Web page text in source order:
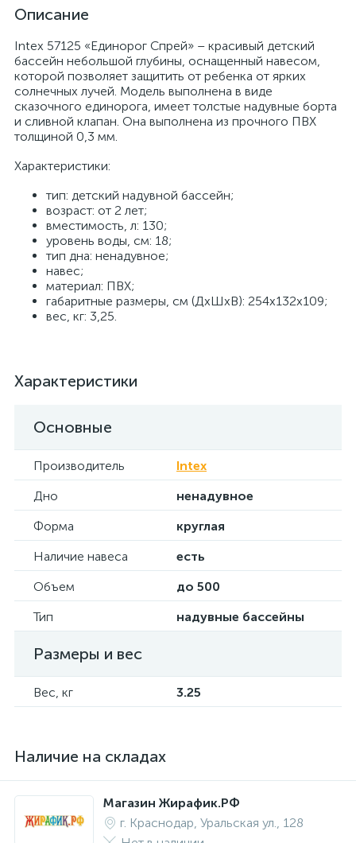
Описание
Intex 57125 «Единорог Спрей» – красивый детский
бассейн небольшой глубины, оснащенный навесом,
которой позволяет защитить от ребенка от ярких
солнечных лучей. Модель выполнена в виде
сказочного единорога, имеет толстые надувные борта
и сливной клапан. Она выполнена из прочного ПВХ
толщиной 0,3 мм.
Характеристики:
тип: детский надувной бассейн;
возраст: от 2 лет;
вместимость, л: 130;
уровень воды, см: 18;
тип дна: ненадувное;
навес;
материал: ПВХ;
габаритные размеры, см (ДхШхВ): 254х132х109;
вес, кг: 3,25.
Характеристики
Основные
Производитель
Intex
Дно
ненадувное
Форма
круглая
Наличие навеса
есть
Объем
до 500
Тип
надувные бассейны
Размеры и вес
Вес, кг 3.25
Наличие на складах
Магазин Жирафик.РФ
г. Краснодар, Уральская ул., 128